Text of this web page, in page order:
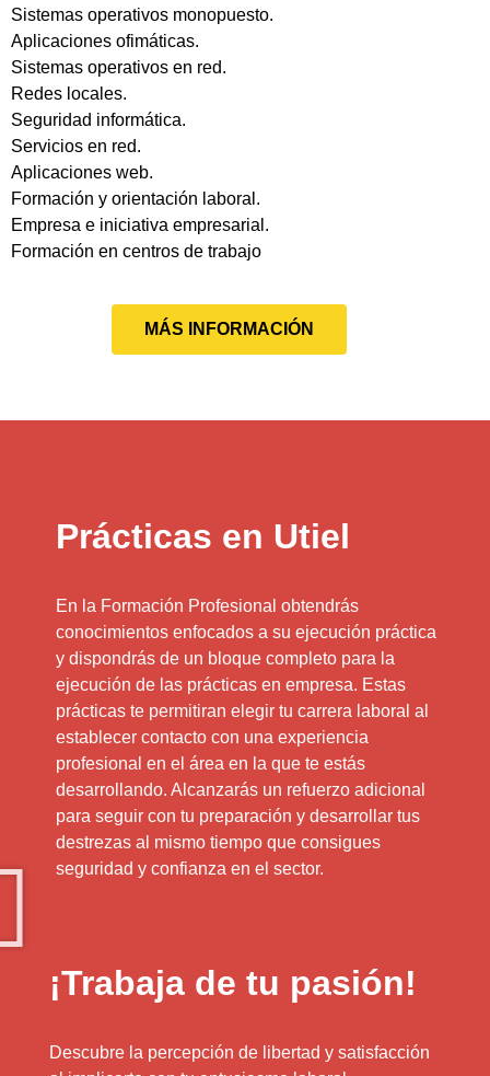
Sistemas operativos monopuesto.
Aplicaciones ofimáticas.
Sistemas operativos en red.
Redes locales.
Seguridad informática.
Servicios en red.
Aplicaciones web.
Formación y orientación laboral.
Empresa e iniciativa empresarial.
Formación en centros de trabajo
MÁS INFORMACIÓN
Prácticas en Utiel
En la Formación Profesional obtendrás
conocimientos enfocados a su ejecución práctica
y dispondrás de un bloque completo para la
ejecución de las prácticas en empresa. Estas
prácticas te permitiran elegir tu carrera laboral al
establecer contacto con una experiencia
profesional en el área en la que te estás
desarrollando. Alcanzarás un refuerzo adicional
para seguir con tu preparación y desarrollar tus
destrezas al mismo tiempo que consigues
seguridad y confianza en el sector.
¡Trabaja de tu pasión!
Descubre la percepción de libertad y satisfacción